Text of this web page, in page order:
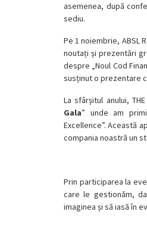
asemenea, după
sediu.
Pe 1 noiembrie, ABSL
noutați și prezentări
despre „Noul Cod
susținut o prezentare
La sfârșitul anului,
Gala” unde am
Excellence”. Această
compania noastră un
Prin participarea la
care le gestionăm,
imaginea și să iasă în